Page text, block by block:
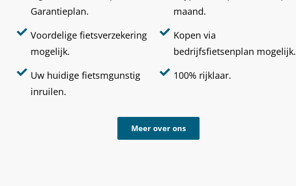
Garantieplan.
Voordelige fietsverzekering
mogelijk.
Uw huidige fietsmgunstig
inruilen.
maand.
Kopen via
bedrijfsfietsenplan mogelijk.
100% rijklaar.
Meer over ons